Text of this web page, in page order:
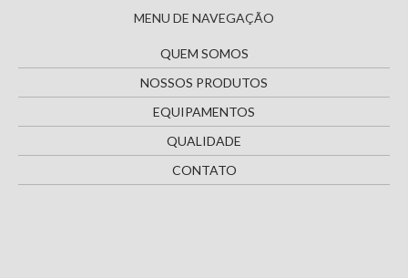
MENU DE NAVEGAÇÃO
QUEM SOMOS
NOSSOS PRODUTOS
EQUIPAMENTOS
QUALIDADE
CONTATO